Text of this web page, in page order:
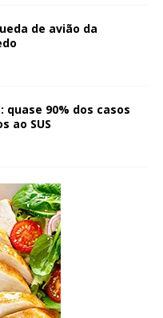
de avião da
quase 90% dos casos
ao SUS